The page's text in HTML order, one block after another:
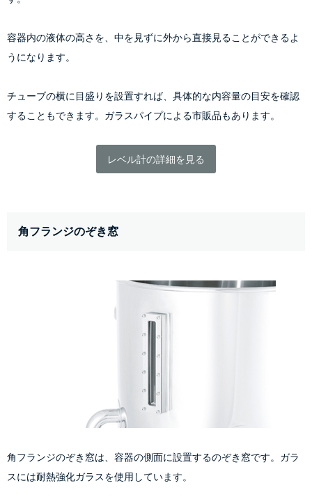
容器内の液体の高さを、中を見ずに外から直接見ることができるよ
うになります。
チューブの横に目盛りを設置すれば、具体的な内容量の目安を確認
することもできます。ガラスパイプによる市販品もあります。
レベル計の詳細を見る
角フランジのぞき窓
角フランジのぞき窓は、容器の側面に設置するのぞき窓です。ガラ
スには耐熱強化ガラスを使用しています。